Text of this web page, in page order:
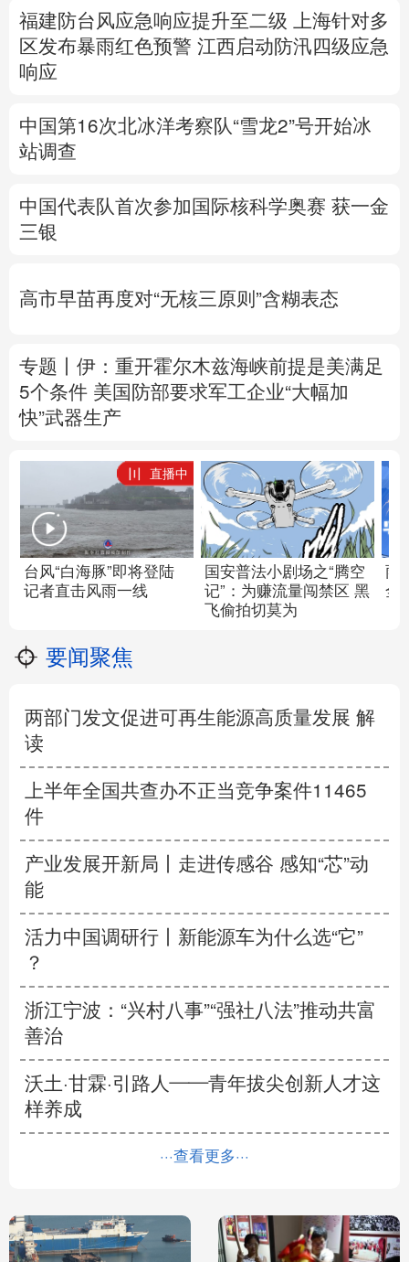
福建防台风应急响应提升至二级
上海针对多
区发布暴雨红色预警 江西启动防汛四级应急
响应
中国第16次北冰洋考察队“雪龙2”号开始冰
站调查
中国代表队首次参加国际核科学奥赛 获一金
三银
高市早苗再度对“无核三原则”含糊表态
专题丨 伊：重开霍尔木兹海峡前提是美满足
5个条件 美国防部要求军工企业“大幅加
快”武器生产
直播中
台风“白海豚”即将登陆
记者直击风雨一线
国安普法小剧场之“腾空
记”：为赚流量闯禁区 黑
飞偷拍切莫为
雨
全
要闻聚焦
两部门发文促进可再生能源高质量发展 解
读
上半年全国共查办不正当竞争案件11465
件
产业发展开新局丨 走进传感谷 感知“芯”动
能
活力中国调研行丨 新能源车为什么选“它”
？
浙江宁波：“兴村八事”“强社八法”推动共富
善治
沃土·甘霖·引路人——青年拔尖创新人才这
样养成
···查看更多···